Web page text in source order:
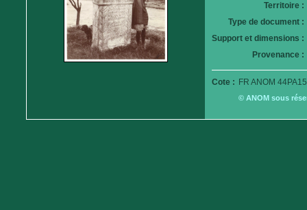
Territoire :
Type de document :
Support et dimensions :
Provenance :
Cote : FR ANOM
© ANOM sous